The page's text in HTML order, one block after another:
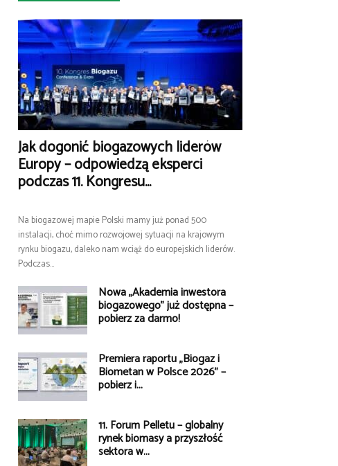
Jak dogonić biogazowych liderów
Europy – odpowiedzą eksperci
podczas 11. Kongresu...
Na biogazowej mapie Polski mamy już ponad 500
instalacji, choć mimo rozwojowej sytuacji na krajowym
rynku biogazu, daleko nam wciąż do europejskich liderów.
Podczas...
Nowa „Akademia inwestora
biogazowego” już dostępna –
pobierz za darmo!
Premiera raportu „Biogaz i
Biometan w Polsce 2026” –
pobierz i...
11. Forum Pelletu – globalny
rynek biomasy a przyszłość
sektora w...